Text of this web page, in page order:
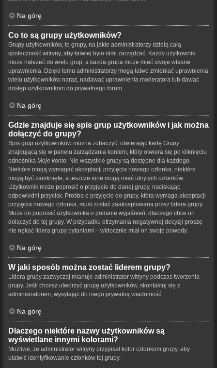
Na górę
Co to są grupy użytkowników?
Grupy użytkowników, to grupy, na jakie administratorzy dzielą całą
społeczność witryny, aby łatwiej było nimi zarządzać. Każdy użytkownik
może należeć do wielu grup, a każda grupa może mieć swoje własne
uprawnienia. Dzięki temu administratorzy mogą łatwo zmieniać uprawnienia
wielu użytkowników naraz, nadawać uprawnienia moderatora lub dawać
dostęp użytkownikom do prywatnego forum.
Na górę
Gdzie znajduje się spis grup użytkowników i jak można
dołączyć do grupy?
Spis grup użytkowników można zobaczyć, otwierając kartę Grupy
znajdującą się w panelu zarządzania kontem, który otwiera się po kliknięciu
odnośnika Moje konto . Nie wszystkie grupy są dostępne dla każdego.
Niektóre mogą wymagać akceptacji przyjęcia nowego członka, niektóre
mogą być zamknięte, a jeszcze inne mogą mieć ukrytych członków.
Użytkownik może poprosić o przyjęcie do danej grupy, naciskając
odpowiedni przycisk. Prośba o przyjęcie do grupy, która wymaga akceptacji
przyjęcia nowego członka, musi zostać zaakceptowana przez lidera grupy.
Może on poprosić użytkownika o podanie wyjaśnień, dlaczego chce on
dołączyć do tej grupy. W przypadku otrzymania negatywnej decyzji proszę
nie nękać lidera grupy pytaniami – widocznie miał on swoje powody.
Na górę
W jaki sposób można zostać liderem grupy?
Lidera grupy zazwyczaj mianuje administrator witryny podczas tworzenia
grupy. Jeśli chcesz utworzyć grupę użytkowników, skontaktuj się z
administratorem, wysyłając do niego prywatną wiadomość.
Na górę
Dlaczego niektóre nazwy użytkowników są
wyświetlane innymi kolorami?
Możliwe, że administrator witryny przypisał kolor członkom grupy, aby
ułatwić identyfikowanie członków tej grupy.